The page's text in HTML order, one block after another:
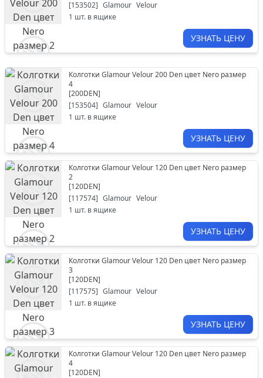
[153502] Glamour Velour
1 шт. в ящике
УЗНАТЬ ЦЕНУ
Колготки Glamour Velour 200 Den цвет Nero размер
4
[200DEN]
[153504] Glamour Velour
1 шт. в ящике
УЗНАТЬ ЦЕНУ
Колготки Glamour Velour 120 Den цвет Nero размер
2
[120DEN]
[117574] Glamour Velour
1 шт. в ящике
УЗНАТЬ ЦЕНУ
Колготки Glamour Velour 120 Den цвет Nero размер
3
[120DEN]
[117575] Glamour Velour
1 шт. в ящике
УЗНАТЬ ЦЕНУ
Колготки Glamour Velour 120 Den цвет Nero размер
4
[120DEN]